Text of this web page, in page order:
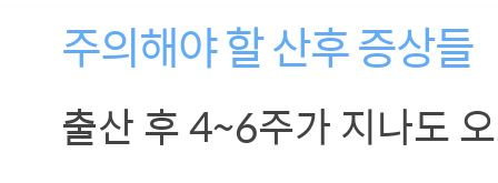
주의해야 할 산후 증상들
출산 후 4~6주가 지나도